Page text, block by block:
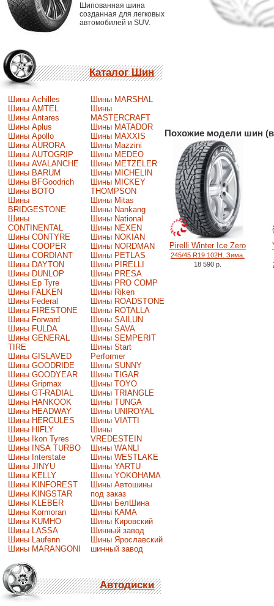
Шипованная шина
созданная для легковых
автомобилей и SUV.
Каталог Шин
Шины Achilles
Шины AMTEL
Шины Antares
Шины Aplus
Шины Apollo
Шины AURORA
Шины AUTOGRIP
Шины AVALANCHE
Шины BARUM
Шины BFGoodrich
Шины BOTO
Шины
BRIDGESTONE
Шины
CONTINENTAL
Шины CONTYRE
Шины COOPER
Шины CORDIANT
Шины DAYTON
Шины DUNLOP
Шины Ep Tyre
Шины FALKEN
Шины Federal
Шины FIRESTONE
Шины Forward
Шины FULDA
Шины GENERAL
TIRE
Шины GISLAVED
Шины GOODRIDE
Шины GOODYEAR
Шины Gripmax
Шины GT-RADIAL
Шины HANKOOK
Шины HEADWAY
Шины HERCULES
Шины HIFLY
Шины Ikon Tyres
Шины INSA TURBO
Шины Interstate
Шины JINYU
Шины KELLY
Шины KINFOREST
Шины KINGSTAR
Шины KLEBER
Шины Kormoran
Шины KUMHO
Шины LASSA
Шины Laufenn
Шины MARANGONI
Шины MARSHAL
Шины
MASTERCRAFT
Шины MATADOR
Шины MAXXIS
Шины Mazzini
Шины MEDEO
Шины METZELER
Шины MICHELIN
Шины MICKEY
THOMPSON
Шины Mitas
Шины Nankang
Шины National
Шины NEXEN
Шины NOKIAN
Шины NORDMAN
Шины PETLAS
Шины PIRELLI
Шины PRESA
Шины PRO COMP
Шины Riken
Шины ROADSTONE
Шины ROTALLA
Шины SAILUN
Шины SAVA
Шины SEMPERIT
Шины Start
Performer
Шины SUNNY
Шины TIGAR
Шины TOYO
Шины TRIANGLE
Шины TUNGA
Шины UNIROYAL
Шины VIATTI
Шины
VREDESTEIN
Шины WANLI
Шины WESTLAKE
Шины YARTU
Шины YOKOHAMA
Шины Автошины
под заказ
Шины БелШина
Шины КАМА
Шины Кировский
Шинный завод
Шины Ярославский
шинный завод
Автодиски
Похожие модели шин
Pirelli Winter Ice Zero
245/45 R19 102H. Зима.
18 590 р.